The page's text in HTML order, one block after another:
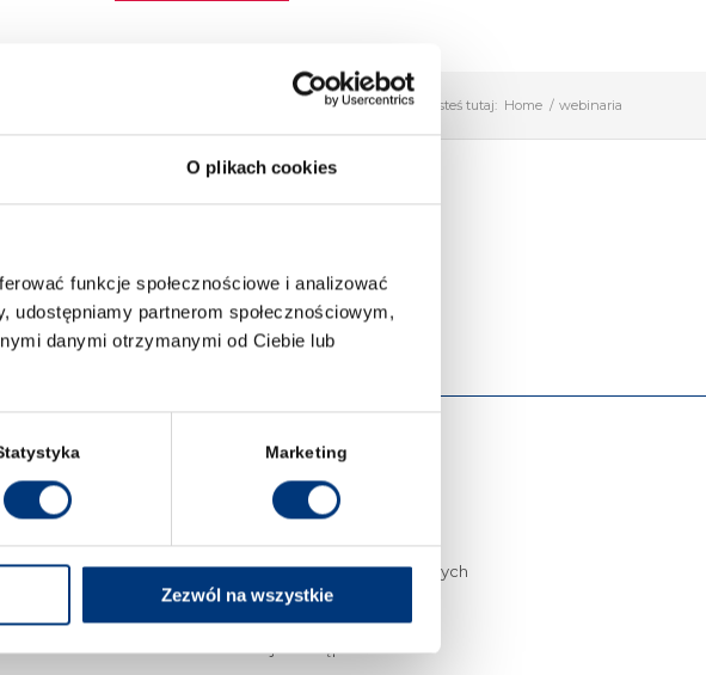
O plikach cookies
funkcje społecznościowe i analizować
partnerom społecznościowym,
danymi otrzymanymi od Ciebie lub
Marketing
Zezwól na wszystkie
Jesteś tutaj: Home / webinaria
Wrocławiu
© Copyright 2015 – 2023
Przetwarzanie danych osobowych
Polityka prywatności
Deklaracja dostępności